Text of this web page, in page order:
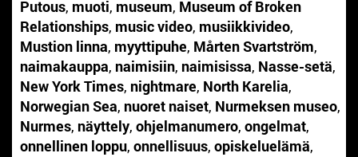
Putous, muoti, museum, Museum of Broken
Relationships, music video, musiikkivideo,
Mustion linna, myyttipuhe, Mårten Svartström,
naimakauppa, naimisiin, naimisissa, Nasse-setä,
New York Times, nightmare, North Karelia,
Norwegian Sea, nuoret naiset, Nurmeksen museo,
Nurmes, näyttely, ohjelmanumero, ongelmat,
onnellinen loppu, onnellisuus, opiskeluelämä,